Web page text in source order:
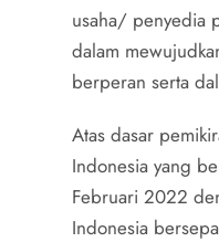
usaha/ penyedia
dalam
berperan serta
Atas dasar
Indonesia yang
Februari 2022
Indonesia